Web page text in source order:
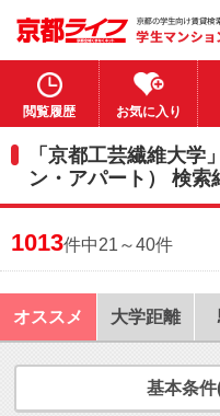
閲覧履歴 お気に入り
「京都工芸繊維大学
ン・アパート） 検索
1013件中21～40件
オススメ 大学距離
基本条